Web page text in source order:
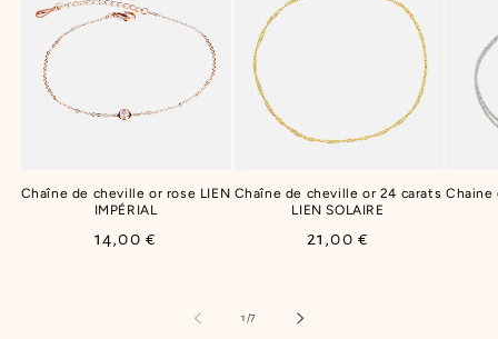
Chaîne de cheville or rose LIEN
IMPÉRIAL
Prix
14,00 €
Chaîne de cheville or 24 carats
LIEN SOLAIRE
Prix
21,00 €
Chaine
1 /de
7